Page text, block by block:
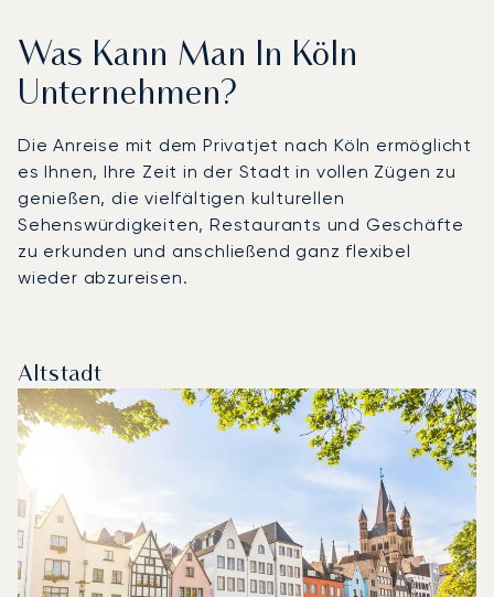
Was Kann Man In Köln
Unternehmen?
Die Anreise mit dem Privatjet nach Köln ermöglicht
es Ihnen, Ihre Zeit in der Stadt in vollen Zügen zu
genießen, die vielfältigen kulturellen
Sehenswürdigkeiten, Restaurants und Geschäfte
zu erkunden und anschließend ganz flexibel
wieder abzureisen.
Altstadt